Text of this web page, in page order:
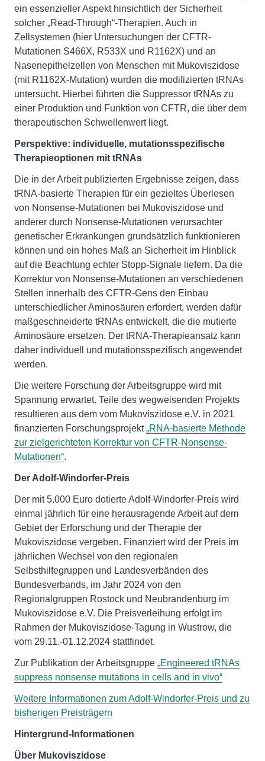
ein essenzieller Aspekt hinsichtlich der Sicherheit
solcher „Read-Through“-Therapien. Auch in
Zellsystemen (hier Untersuchungen der CFTR-
Mutationen S466X, R533X und R1162X) und an
Nasenepithelzellen von Menschen mit Mukoviszidose
(mit R1162X-Mutation) wurden die modifizierten tRNAs
untersucht. Hierbei führten die Suppressor tRNAs zu
einer Produktion und Funktion von CFTR, die über dem
therapeutischen Schwellenwert liegt.
Perspektive: individuelle, mutationsspezifische
Therapieoptionen mit tRNAs
Die in der Arbeit publizierten Ergebnisse zeigen, dass
tRNA-basierte Therapien für ein gezieltes Überlesen
von Nonsense-Mutationen bei Mukoviszidose und
anderer durch Nonsense-Mutationen verursachter
genetischer Erkrankungen grundsätzlich funktionieren
können und ein hohes Maß an Sicherheit im Hinblick
auf die Beachtung echter Stopp-Signale liefern. Da die
Korrektur von Nonsense-Mutationen an verschiedenen
Stellen innerhalb des CFTR-Gens den Einbau
unterschiedlicher Aminosäuren erfordert, werden dafür
maßgeschneiderte tRNAs entwickelt, die die mutierte
Aminosäure ersetzen. Der tRNA-Therapieansatz kann
daher individuell und mutationsspezifisch angewendet
werden.
Die weitere Forschung der Arbeitsgruppe wird mit
Spannung erwartet. Teile des wegweisenden Projekts
resultieren aus dem vom Mukoviszidose e.V. in 2021
finanzierten Forschungsprojekt„RNA-basierte Methode
zur zielgerichteten Korrektur von CFTR-Nonsense-
Mutationen“.
Der Adolf-Windorfer-Preis
Der mit 5.000 Euro dotierte Adolf-Windorfer-Preis wird
einmal jährlich für eine herausragende Arbeit auf dem
Gebiet der Erforschung und der Therapie der
Mukoviszidose vergeben. Finanziert wird der Preis im
jährlichen Wechsel von den regionalen
Selbsthilfegruppen und Landesverbänden des
Bundesverbands, im Jahr 2024 von den
Regionalgruppen Rostock und Neubrandenburg im
Mukoviszidose e.V. Die Preisverleihung erfolgt im
Rahmen der Mukoviszidose-Tagung in Wustrow, die
vom 29.11.-01.12.2024 stattfindet.
Zur Publikation der Arbeitsgruppe „Engineered tRNAs
suppress nonsense mutations in cells and in vivo“
Weitere Informationen zum Adolf-Windorfer-Preis und zu
bisherigen Preisträgern
Hintergrund-Informationen
Über Mukoviszidose